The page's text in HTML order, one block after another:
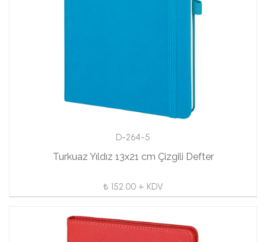
D-264-5
Turkuaz Yıldız 13x21 cm Çizgili Defter
₺ 152.00 + KDV